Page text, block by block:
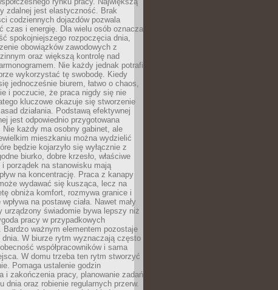
zdalnej jest elastyczność. Brak
codziennych dojazdów pozwala
czas i energię. Dla wielu osób oznacza
spokojniejszego rozpoczęcia dnia,
obowiązków zawodowych z
oraz większą kontrolę nad
Nie każdy jednak potrafi
wykorzystać tę swobodę. Kiedy
jednocześnie biurem, łatwo o chaos,
i poczucie, że praca nigdy się nie
kluczowe okazuje się stworzenie
działania. Podstawą efektywnej
jest odpowiednio przygotowana
Nie każdy ma osobny gabinet, ale
mieszkaniu można wydzielić
będzie kojarzyło się wyłącznie z
biurko, dobre krzesło, właściwe
i porządek na stanowisku mają
na koncentrację. Praca z kanapy
wydawać się kusząca, lecz na
obniża komfort, rozmywa granice i
na postawę ciała. Nawet mały
urządzony świadomie bywa lepszy niż
pracy w przypadkowych
Bardzo ważnym elementem pozostaje
dnia. W biurze rytm wyznaczają często
współpracowników i sama
W domu trzeba ten rytm stworzyć
Pomaga ustalenie godzin
i zakończenia pracy, planowanie zadań
dnia oraz robienie regularnych przerw.